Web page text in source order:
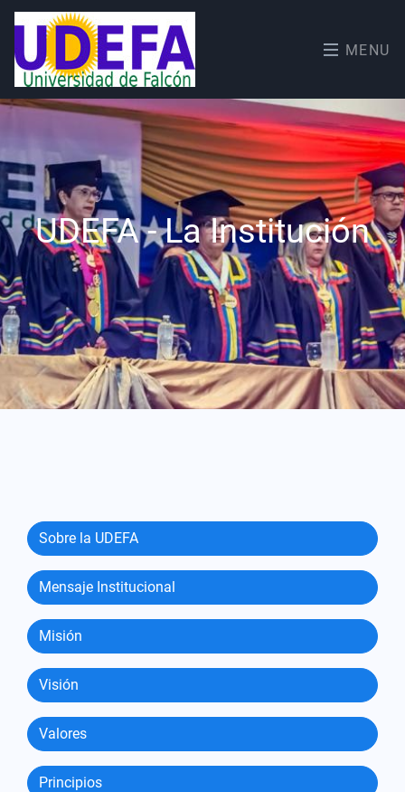
MENU
UDEFA - La Institución
Sobre la UDEFA
Mensaje Institucional
Misión
Visión
Valores
Principios